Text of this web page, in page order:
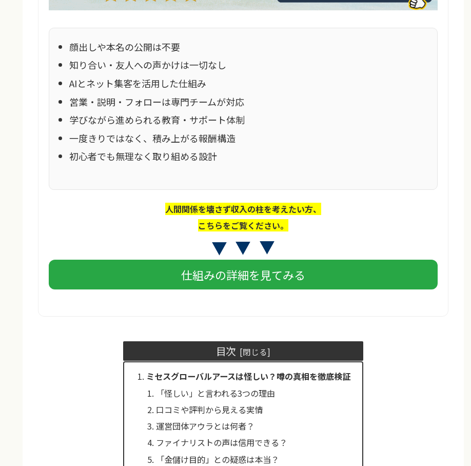
顔出しや本名の公開は不要
知り合い・友人への声かけは一切なし
AIとネット集客を活用した仕組み
営業・説明・フォローは専門チームが対応
学びながら進められる教育・サポート体制
一度きりではなく、積み上がる報酬構造
初心者でも無理なく取り組める設計
人間関係を壊さず収入の柱を考えたい方、
こちらをご覧ください。
仕組みの詳細を見てみる
目次
ミセスグローバルアースは怪しい？噂の真相を徹底検証
「怪しい」と言われる3つの理由
口コミや評判から見える実情
運営団体アウラとは何者？
ファイナリストの声は信用できる？
「金儲け目的」との疑惑は本当？